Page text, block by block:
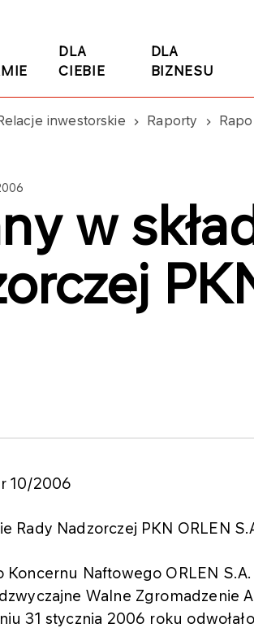
DLA
CIEBIE
DLA
BIZNESU
inwestorskie Raporty
w
10/2006
Rady Nadzorczej PKN ORLEN
Naftowego ORLEN S.A.
Walne Zgromadzenie
31 stycznia 2006 roku